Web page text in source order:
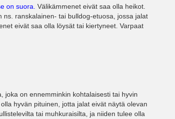
on suora. Välikämmenet eivät saa olla heikot.
ranskalainen- tai bulldog-etuosa, jossa jalat
eivät saa olla löysät tai kiertyneet. Varpaat
joka on ennemminkin kohtalaisesti tai hyvin
hyvän pituinen, jotta jalat eivät näytä olevan
tai muhkuraisilta, ja niiden tulee olla